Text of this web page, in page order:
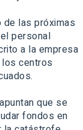
de las próximas
personal
a la empresa
centros
que se
fondos en